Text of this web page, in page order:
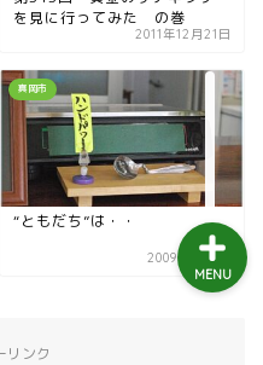
を見に行ってみた の巻
2011年12月21日
真岡市
“ともだち”は・・
2009年9月8日
リンク
MENU
埼玉ブロンコス
プロ野球